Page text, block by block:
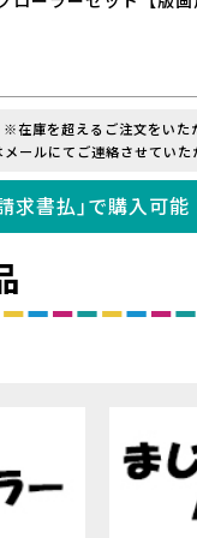
在庫を超えるご注文をい
ールにてご連絡させていた
求書払｣で購入可能